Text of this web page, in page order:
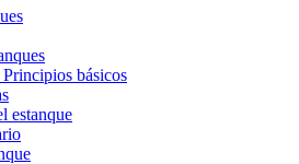
básicos
estanque